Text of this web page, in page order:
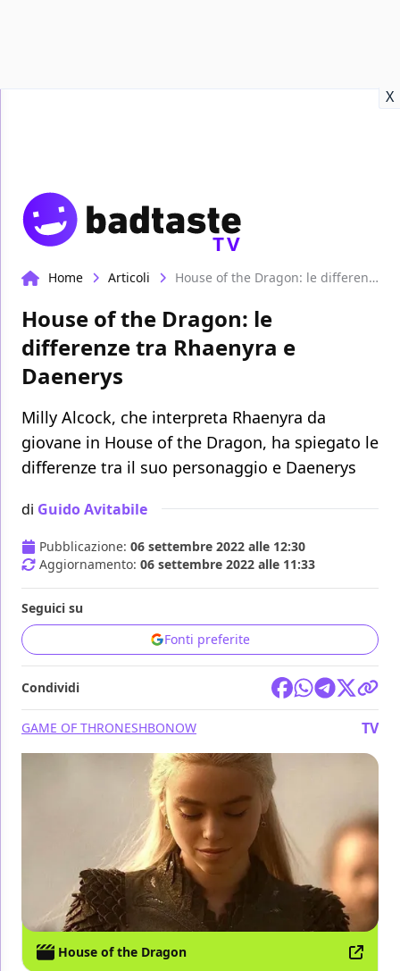
X
TV
Home Articoli House of the Dragon: le differenze tra Rhaenyra e Daenerys
House of the Dragon: le
differenze tra Rhaenyra e
Daenerys
Milly Alcock, che interpreta Rhaenyra da
giovane in House of the Dragon, ha spiegato le
differenze tra il suo personaggio e Daenerys
di Guido Avitabile
Pubblicazione: 06 settembre 2022 alle 12:30
Aggiornamento: 06 settembre 2022 alle 11:33
Seguici su
Fonti preferite
Condividi
GAME OF THRONESHBONOW TV
House of the Dragon